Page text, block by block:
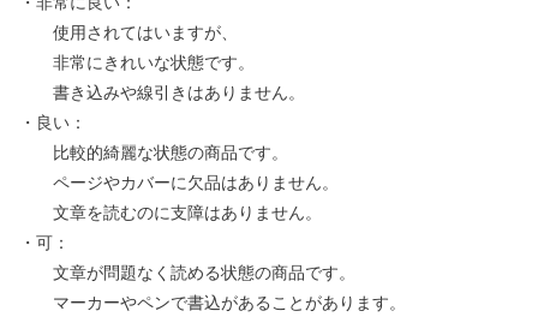
使用されてはいますが、
非常にきれいな状態です。
書き込みや線引きはありません。
・良い：
比較的綺麗な状態の商品です。
ページやカバーに欠品はありません。
文章を読むのに支障はありません。
・可：
文章が問題なく読める状態の商品です。
マーカーやペンで書込があることがあります。